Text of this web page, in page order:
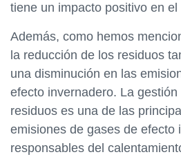
tiene un impacto positivo en
Además, como hemos
la reducción de los residuos
una disminución en las
efecto invernadero. La
residuos es una de las
emisiones de gases de efecto
responsables del